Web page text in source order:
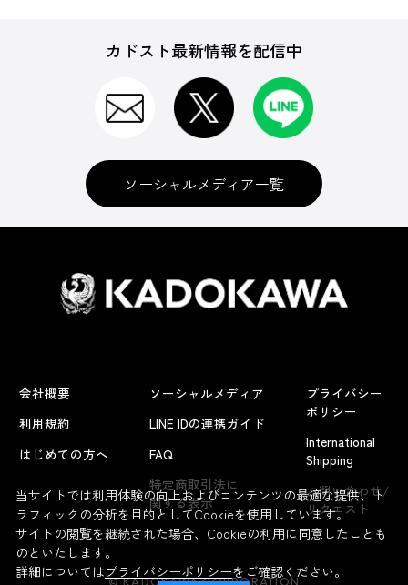
よくあるお問い合わせ
カドスト最新情報を配信中
ソーシャルメディア一覧
会社概要
利用規約
はじめての方へ
ソーシャルメディア
LINE IDの連携ガイド
FAQ
特定商取引法に
関する表示
プライバシー
ポリシー
International
Shipping
お問い合わせ/
リクエスト
© KADOKAWA CORPORATION
当サイトでは利用体験の向上およびコンテンツの最適な提供、ト
ラフィックの分析を目的としてCookieを使用しています。
サイトの閲覧を継続された場合、Cookieの利用に同意したことも
のといたします。
詳細についてはプライバシーポリシーをご確認ください。